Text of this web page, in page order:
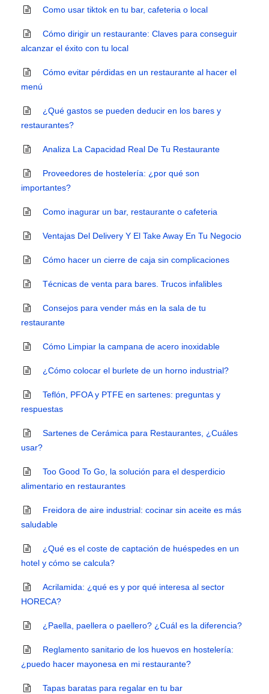
Como usar tiktok en tu bar, cafeteria o local
Cómo dirigir un restaurante: Claves para conseguir
alcanzar el éxito con tu local
Cómo evitar pérdidas en un restaurante al hacer el
menú
¿Qué gastos se pueden deducir en los bares y
restaurantes?
Analiza La Capacidad Real De Tu Restaurante
Proveedores de hostelería: ¿por qué son
importantes?
Como inagurar un bar, restaurante o cafeteria
Ventajas Del Delivery Y El Take Away En Tu Negocio
Cómo hacer un cierre de caja sin complicaciones
Técnicas de venta para bares. Trucos infalibles
Consejos para vender más en la sala de tu
restaurante
Cómo Limpiar la campana de acero inoxidable
¿Cómo colocar el burlete de un horno industrial?
Teflón, PFOA y PTFE en sartenes: preguntas y
respuestas
Sartenes de Cerámica para Restaurantes, ¿Cuáles
usar?
Too Good To Go, la solución para el desperdicio
alimentario en restaurantes
Freidora de aire industrial: cocinar sin aceite es más
saludable
¿Qué es el coste de captación de huéspedes en un
hotel y cómo se calcula?
Acrilamida: ¿qué es y por qué interesa al sector
HORECA?
¿Paella, paellera o paellero? ¿Cuál es la diferencia?
Reglamento sanitario de los huevos en hostelería:
¿puedo hacer mayonesa en mi restaurante?
Tapas baratas para regalar en tu bar